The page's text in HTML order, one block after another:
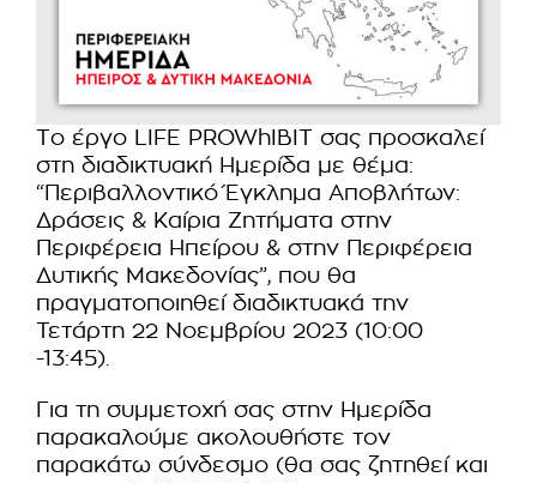
Το έργο LIFE PROWhIBIT σας προσκαλεί
στη διαδικτυακή Ημερίδα με θέμα:
“Περιβαλλοντικό Έγκλημα Αποβλήτων:
Δράσεις & Καίρια Ζητήματα στην
Περιφέρεια Ηπείρου & στην Περιφέρεια
Δυτικής Μακεδονίας”, που θα
πραγματοποιηθεί διαδικτυακά την
Τετάρτη 22 Νοεμβρίου 2023 (10:00
-13:45).
Για τη συμμετοχή σας στην Ημερίδα
παρακαλούμε ακολουθήστε τον
παρακάτω σύνδεσμο (θα σας ζητηθεί και